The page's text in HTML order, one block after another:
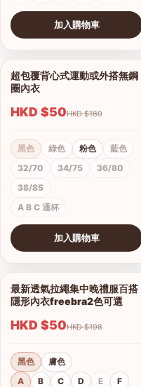
加入購物車
1/4
查看圖片
超包覆背心式運動或外搭無鋼
圈內衣
HKD $50 HKD $180
黑色 綠色 粉色
藍色
32/70
34/75
36/80
38/85
A B C 通杯
加入購物車
1/6
查看圖片
最新透氣拉繩集中晚禮服百搭
隱形內衣freebra2色可選
HKD $50 HKD $198
黑色
膚色
A
B C D E F